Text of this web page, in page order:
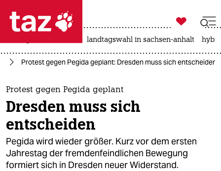
 taz zahl ich
taz zahl ich
themen
politik
öko
gesellschaft

taz zahl ich
landtagswahl in sachsen-anhalt
Protest gegen Pegida geplant: Dresden muss sich entscheiden
Protest gegen Pegida geplant
Dresden muss sich
entscheiden
Pegida wird wieder größer. Kurz vor dem ersten
Jahrestag der fremdenfeindlichen Bewegung
formiert sich in Dresden neuer Widerstand.